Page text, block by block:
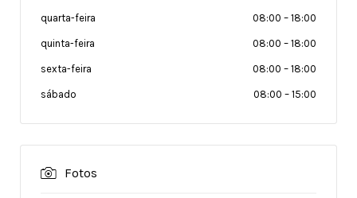
quarta-feira 08:00 – 18:00
quinta-feira 08:00 – 18:00
sexta-feira 08:00 – 18:00
sábado 08:00 – 15:00
Fotos